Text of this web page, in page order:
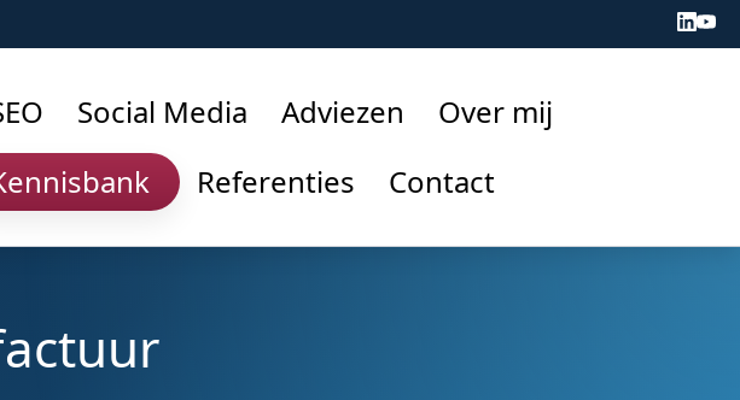
Social Media Adviezen
Over mij
Referenties Contact